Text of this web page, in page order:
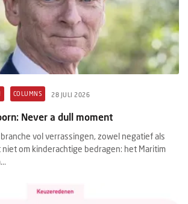
COLUMNS 28 JULI 2026
Never a dull moment
vol verrassingen, zowel negatief als
niet om kinderachtige bedragen: het Maritim